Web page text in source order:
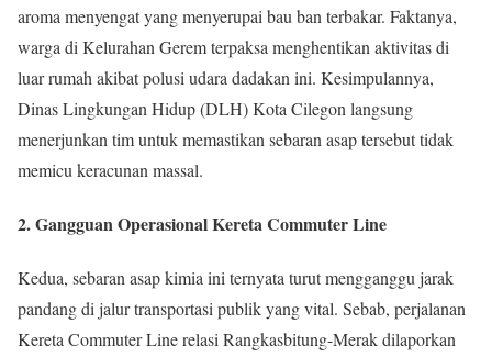
aroma menyengat yang menyerupai bau ban terbakar. Faktanya,
warga di Kelurahan Gerem terpaksa menghentikan aktivitas di
luar rumah akibat polusi udara dadakan ini. Kesimpulannya,
Dinas Lingkungan Hidup (DLH) Kota Cilegon langsung
menerjunkan tim untuk memastikan sebaran asap tersebut tidak
memicu keracunan massal.
2. Gangguan Operasional Kereta Commuter Line
Kedua, sebaran asap kimia ini ternyata turut mengganggu jarak
pandang di jalur transportasi publik yang vital. Sebab, perjalanan
Kereta Commuter Line relasi Rangkasbitung-Merak dilaporkan